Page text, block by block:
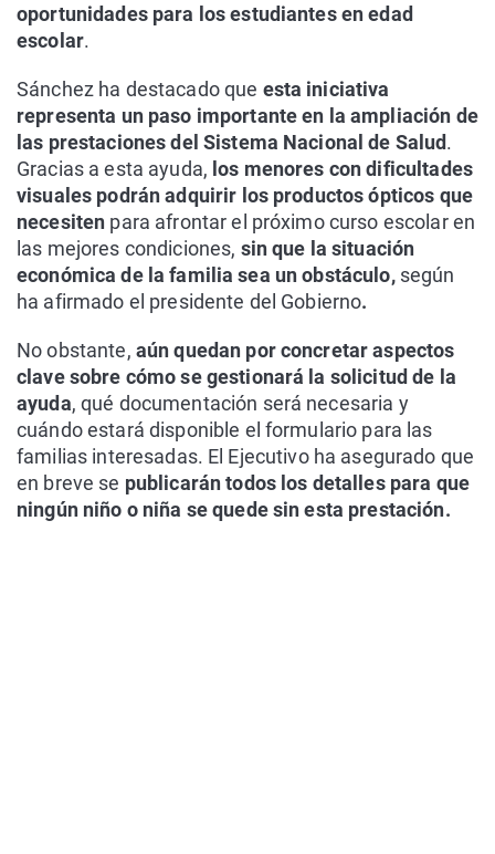
oportunidades para los estudiantes en edad
escolar.
Sánchez ha destacado que esta iniciativa
representa un paso importante en la ampliación de
las prestaciones del Sistema Nacional de Salud.
Gracias a esta ayuda, los menores con dificultades
visuales podrán adquirir los productos ópticos que
necesiten para afrontar el próximo curso escolar en
las mejores condiciones, sin que la situación
económica de la familia sea un obstáculo, según
ha afirmado el presidente del Gobierno.
No obstante, aún quedan por concretar aspectos
clave sobre cómo se gestionará la solicitud de la
ayuda, qué documentación será necesaria y
cuándo estará disponible el formulario para las
familias interesadas. El Ejecutivo ha asegurado que
en breve se publicarán todos los detalles para que
ningún niño o niña se quede sin esta prestación.